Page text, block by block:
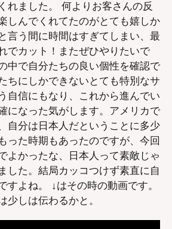
れました。 何よりお客さんの反
しんでくれてたのがとても嬉しか
言う間に時間はすぎてしまい、最
でカット！またぜひやりたいで
中で自分たちの良い個性を確認で
ちにしかできないとても特別なサ
自信にもなり、これから進んでい
になった気がします。アメリカで
自分は日本人だということに多少
った時期もあったのですが、今回
よかったな、日本人って素敵じゃ
した。結局カッコつけず素直に自
すよね。 ↓はその時の動画です。
少しは伝わるかと。